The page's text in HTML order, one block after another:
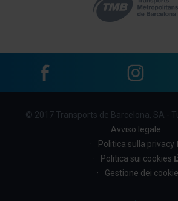
Menu© 2017 Transports de Barcelona, SA -
Avviso legale
Politica sulla privacy
Politica sui cookies
Gestione dei cookie